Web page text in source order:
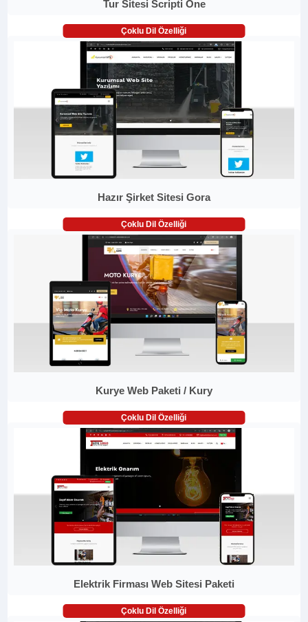
Tur Sitesi Scripti One
Çoklu Dil Özelliği
Hazır Şirket Sitesi Gora
Çoklu Dil Özelliği
Kurye Web Paketi / Kury
Çoklu Dil Özelliği
Elektrik Firması Web Sitesi Paketi
Çoklu Dil Özelliği